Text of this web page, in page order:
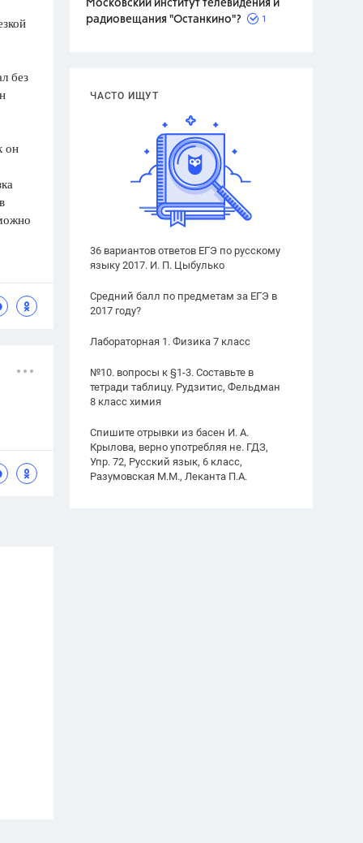
Московский институт телевидения и
радиовещания "Останкино"?
1
ЧАСТО ИЩУТ
36 вариантов ответов ЕГЭ по русскому
языку 2017. И. П. Цыбулько
Средний балл по предметам за ЕГЭ в
2017 году?
Лабораторная 1. Физика 7 класс
№10. вопросы к §1-3. Составьте в
тетради таблицу. Рудзитис, Фельдман
8 класс химия
Спишите отрывки из басен И. А.
Крылова, верно употребляя не. ГДЗ,
Упр. 72, Русский язык, 6 класс,
Разумовская М.М., Леканта П.А.
без
он